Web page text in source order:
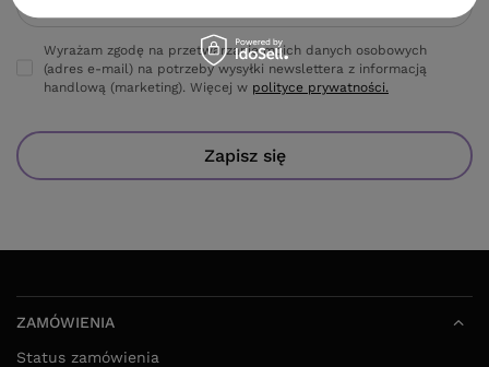
Wyrażam zgodę na przetwarzanie moich danych osobowych
(adres e-mail) na potrzeby wysyłki newslettera z informacją
handlową (marketing). Więcej w polityce prywatności.
Zapisz się
ZAMÓWIENIA
Status zamówienia